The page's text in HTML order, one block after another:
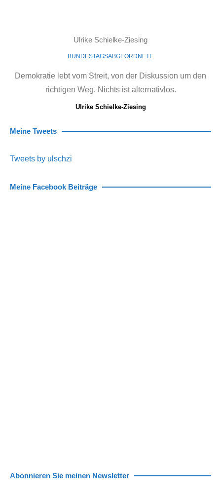
Ulrike Schielke-Ziesing
BUNDESTAGSABGEORDNETE
Demokratie lebt vom Streit, von der Diskussion um den
richtigen Weg. Nichts ist alternativlos.
Ulrike Schielke-Ziesing
Meine Tweets
Tweets by ulschzi
Meine Facebook Beiträge
Abonnieren Sie meinen Newsletter